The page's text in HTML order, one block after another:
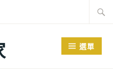
關
鍵
選單